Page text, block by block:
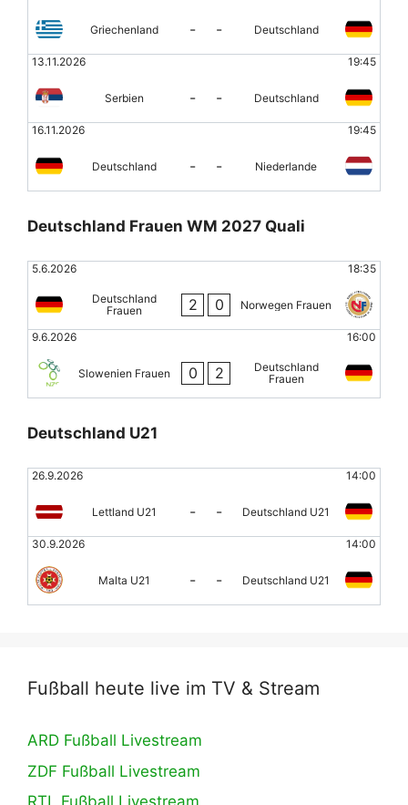
Griechenland - - Deutschland
13.11.2026 19:45
Serbien - - Deutschland
16.11.2026 19:45
Deutschland - - Niederlande
Deutschland Frauen WM 2027 Quali
5.6.2026 18:35
Deutschland
Frauen
2 0 Norwegen Frauen
9.6.2026 16:00
Slowenien Frauen 0 2
Deutschland
Frauen
Deutschland U21
26.9.2026 14:00
Lettland U21 - - Deutschland U21
30.9.2026 14:00
Malta U21 - - Deutschland U21
Fußball heute live im TV & Stream
ARD Fußball Livestream
ZDF Fußball Livestream